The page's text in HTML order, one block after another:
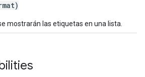
mostrarán las etiquetas en una lista.